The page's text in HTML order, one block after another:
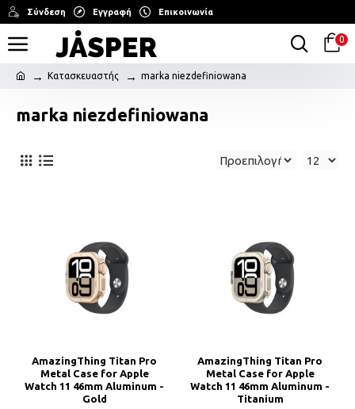
Σύνδεση Εγγραφή Επικοινωνία
0
Κατασκευαστής marka niezdefiniowana
marka niezdefiniowana
AmazingThing Titan Pro
Metal Case for Apple
Watch 11 46mm Aluminum -
Gold
AmazingThing Titan Pro
Metal Case for Apple
Watch 11 46mm Aluminum -
Titanium